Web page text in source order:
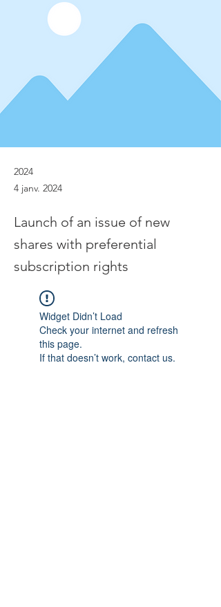
2024
4 janv. 2024
Launch of an issue of new
shares with preferential
subscription rights
Widget Didn’t Load
Check your internet and refresh
this page.
If that doesn’t work, contact us.